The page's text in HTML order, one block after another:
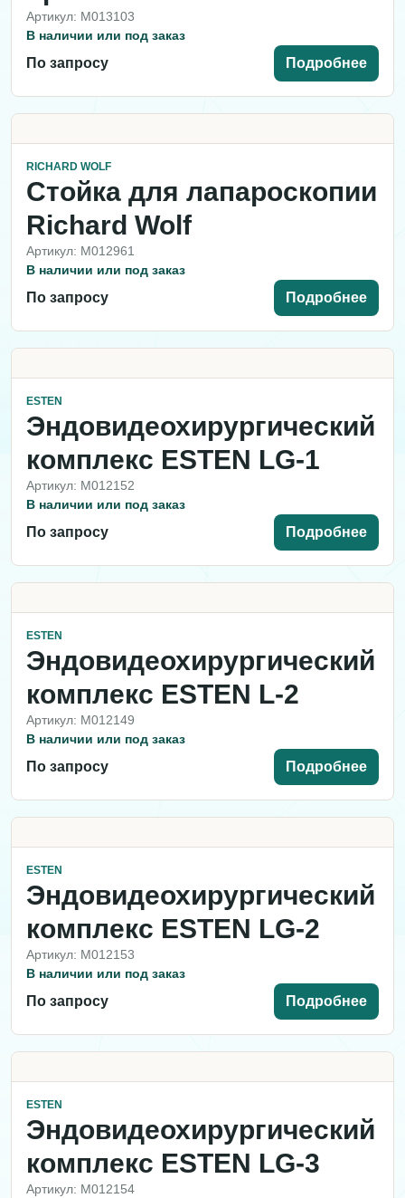
Артикул: M013103
В наличии или под заказ
По запросу Подробнее
RICHARD WOLF
Стойка для лапароскопии
Richard Wolf
Артикул: M012961
В наличии или под заказ
По запросу Подробнее
ESTEN
Эндовидеохирургический
комплекс ESTEN LG-1
Артикул: M012152
В наличии или под заказ
По запросу Подробнее
ESTEN
Эндовидеохирургический
комплекс ESTEN L-2
Артикул: M012149
В наличии или под заказ
По запросу Подробнее
ESTEN
Эндовидеохирургический
комплекс ESTEN LG-2
Артикул: M012153
В наличии или под заказ
По запросу Подробнее
ESTEN
Эндовидеохирургический
комплекс ESTEN LG-3
Артикул: M012154